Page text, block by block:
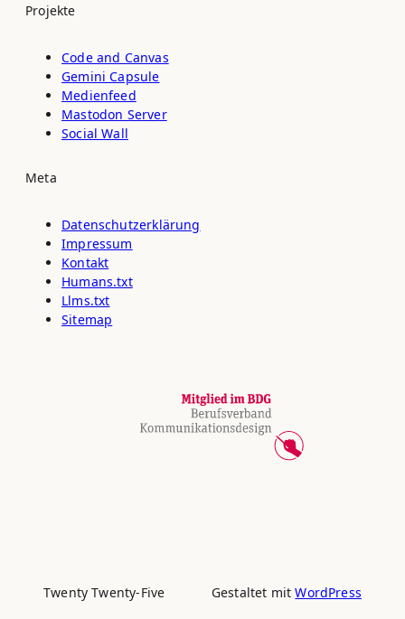
Projekte
Code and Canvas
Gemini Capsule
Medienfeed
Mastodon Server
Social Wall
Meta
Datenschutz­erklärung
Impressum
Kontakt
Humans.txt
Llms.txt
Sitemap
Twenty Twenty-Five Gestaltet mitWordPress